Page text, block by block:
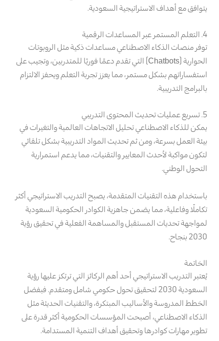
يتوافق مع أهداف الاستراتيجية السعودية.
4. التعلم المستمر عبر المساعدات الرقمية
توفر منصات الذكاء الاصطناعي مساعدات ذكية مثل الروبوتات
الحوارية (Chatbots) التي تقدم دعمًا فوريًا للمتدربين، وتجيب على
استفساراتهم بشكل مستمر، مما يعزز تجربة التعلم ويحفز الالتزام
بالبرامج التدريبية.
5. تسريع عمليات تحديث المحتوى التدريبي
يمكن للذكاء الاصطناعي تحليل الاتجاهات العالمية والتغيرات في
بيئة العمل بسرعة، ومن ثم تحديث المواد التدريبية بشكل تلقائي
لتكون مواكبة لأحدث المعايير والتقنيات، مما يدعم استمرارية
التحول الوطني.
باستخدام هذه التقنيات المتقدمة، يصبح التدريب الاستراتيجي أكثر
تكاملًا وفاعلية، مما يضمن جاهزية الكوادر الحكومية السعودية
لمواجهة تحديات المستقبل والمساهمة الفعلية في تحقيق رؤية
2030 بنجاح.
الخاتمة
يُعتبر التدريب الاستراتيجي أحد أهم الركائز التي ترتكز عليها رؤية
السعودية 2030 لتحقيق تحول حكومي شامل ومتقدم. فبفضل
الخطط المدروسة والأساليب المبتكرة، والتقنيات الحديثة مثل
الذكاء الاصطناعي، أصبحت المؤسسات الحكومية أكثر قدرة على
تطوير مهارات كوادرها وتحقيق أهداف التنمية المستدامة.